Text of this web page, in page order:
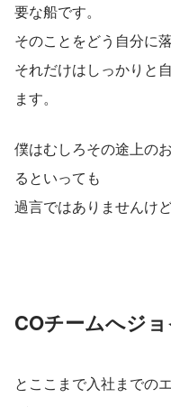
要な船です。
そのことをどう自分に
それだけはしっかりと
ます。
僕はむしろその途上の
るといっても
過言ではありませんけど
COチームへジョ
とここまで入社までの